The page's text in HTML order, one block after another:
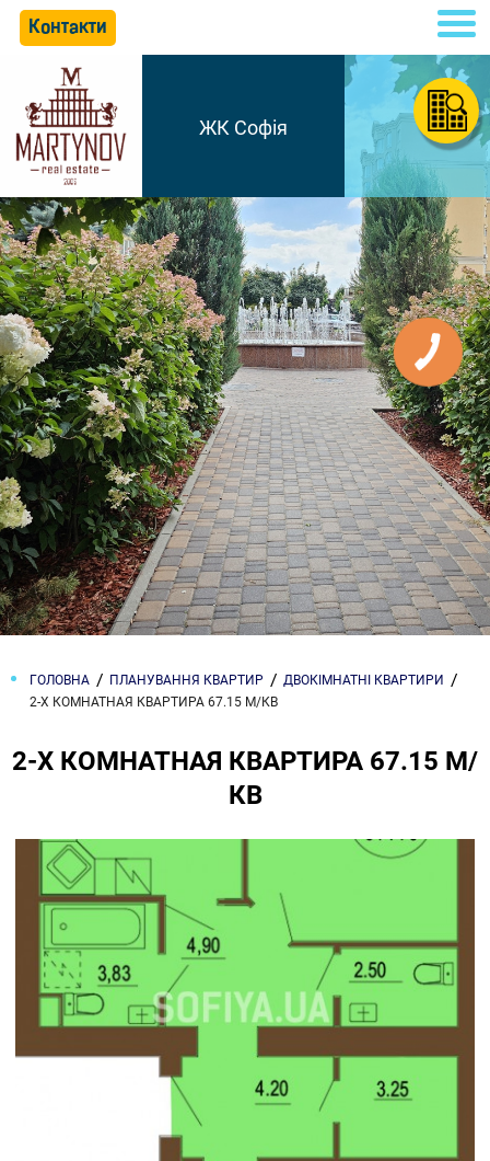
Контакти
ЖК Софія
ГОЛОВНА ПЛАНУВАННЯ КВАРТИР
ДВОКІМНАТНІ КВАРТИРИ
2-Х КОМНАТНАЯ КВАРТИРА 67.15 М/КВ
2-Х КОМНАТНАЯ КВАРТИРА 67.15 М/
КВ